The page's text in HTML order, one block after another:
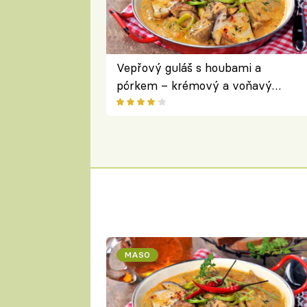
Vepřový guláš s houbami a
pórkem – krémový a voňavý
pokrm z jednoho hrnce
MASO